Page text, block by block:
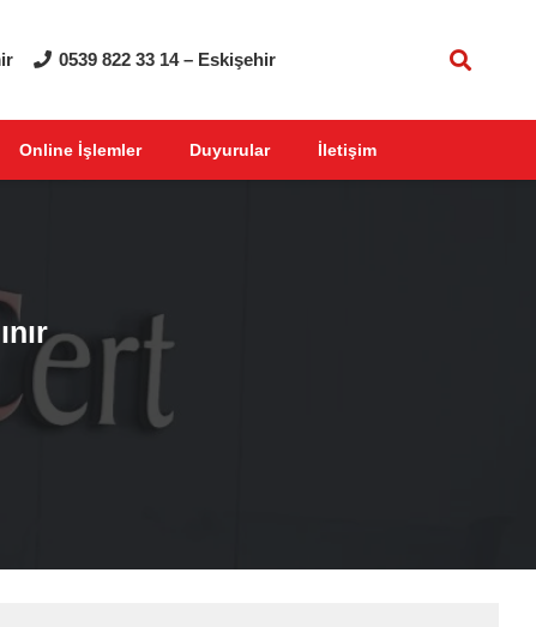
0539 822 33 14 – Eskişehir
Online İşlemler Duyurular İletişim